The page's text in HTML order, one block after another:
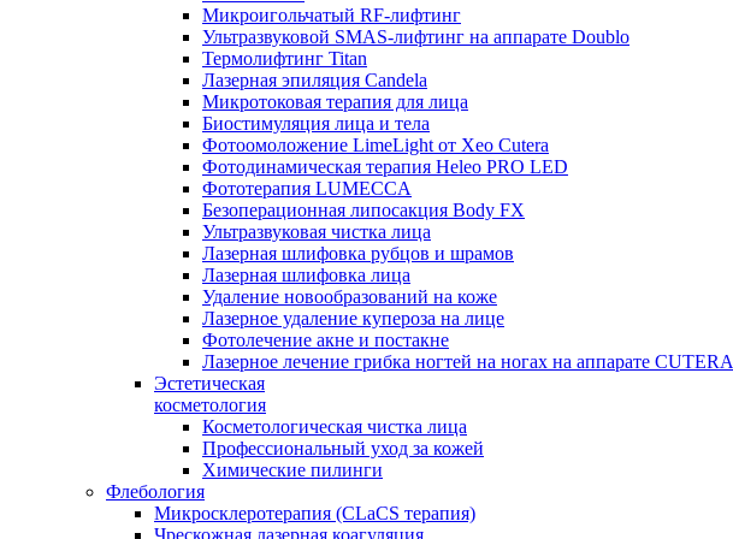
Микроигольчатый RF-лифтинг
Ультразвуковой SMAS-лифтинг на аппарате Doublo
Термолифтинг Titan
Лазерная эпиляция Сandela
Микротоковая терапия для лица
Биостимуляция лица и тела
Фотоомоложение LimeLight от Xeo Cutera
Фотодинамическая терапия Heleo PRO LED
Фототерапия LUMECCA
Безоперационная липосакция Body FX
Ультразвуковая чистка лица
Лазерная шлифовка рубцов и шрамов
Лазерная шлифовка лица
Удаление новообразований на коже
Лазерное удаление купероза на лице
Фотолечение акне и постакне
Лазерное лечение грибка ногтей на ногах на аппарате CUTERA
Эстетическая
косметология
Косметологическая чистка лица
Профессиональный уход за кожей
Химические пилинги
Флебология
Микросклеротерапия (CLaCS терапия)
Чрескожная лазерная коагуляция